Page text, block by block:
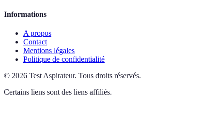
Informations
A propos
Contact
Mentions légales
Politique de confidentialité
© 2026 Test Aspirateur. Tous droits réservés.
Certains liens sont des liens affiliés.